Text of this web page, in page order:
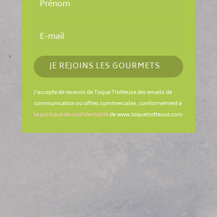
JE REJOINS LES GOURMETS
J'accepte de recevoir de Toque Trotteuse des emails de
communication ou offres commerciales, conformément à
la politique de confidentialitéde www.toquetrotteuse.com